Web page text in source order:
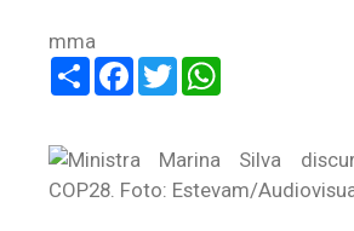
mma
ShareFacebook
Twitter